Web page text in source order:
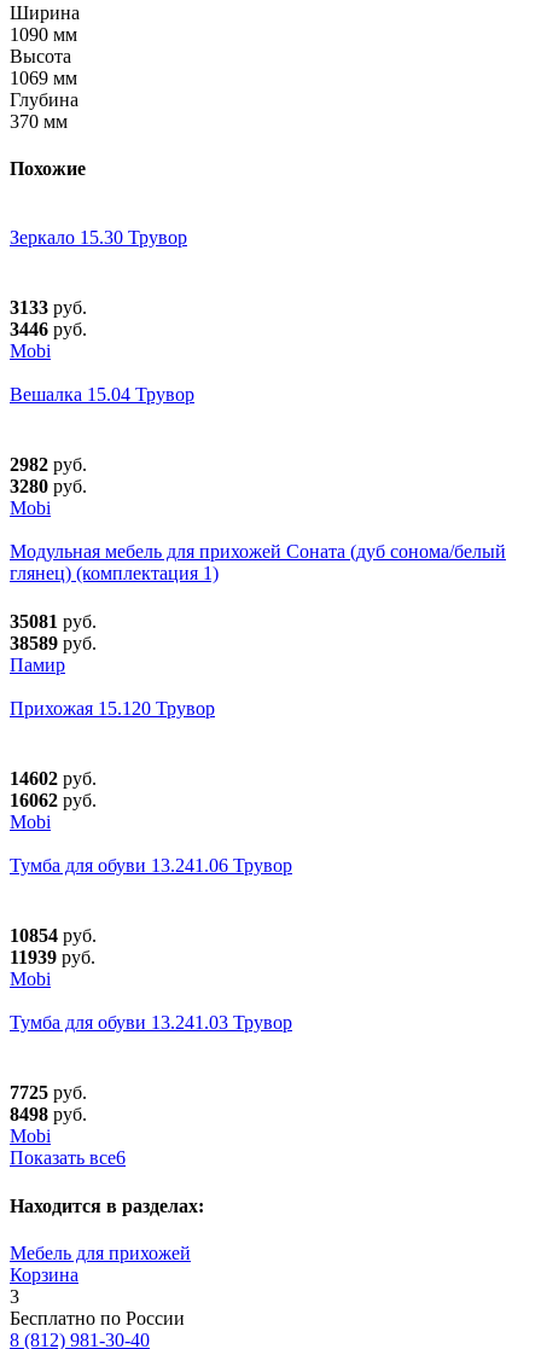
Ширина
1090 мм
Высота
1069 мм
Глубина
370 мм
Похожие
Зеркало 15.30 Трувор
3133 руб.
3446 руб.
Mobi
Вешалка 15.04 Трувор
2982 руб.
3280 руб.
Mobi
Модульная мебель для прихожей Соната (дуб сонома/белый
глянец) (комплектация 1)
35081 руб.
38589 руб.
Памир
Прихожая 15.120 Трувор
14602 руб.
16062 руб.
Mobi
Тумба для обуви 13.241.06 Трувор
10854 руб.
11939 руб.
Mobi
Тумба для обуви 13.241.03 Трувор
7725 руб.
8498 руб.
Mobi
Показать все6
Находится в разделах:
Мебель для прихожей
Корзина
3
Бесплатно по России
8 (812) 981-30-40